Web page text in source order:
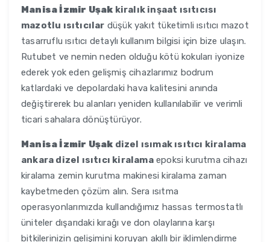
Manisa İzmir Uşak kiralık inşaat ısıtıcısı
mazotlu ısıtıcılar düşük yakıt tüketimli ısıtıcı mazot
tasarruflu ısıtıcı detaylı kullanım bilgisi için bize ulaşın.
Rutubet ve nemin neden olduğu kötü kokuları iyonize
ederek yok eden gelişmiş cihazlarımız bodrum
katlardaki ve depolardaki hava kalitesini anında
değiştirerek bu alanları yeniden kullanılabilir ve verimli
ticari sahalara dönüştürüyor.
Manisa İzmir Uşak dizel ısımak ısıtıcı kiralama
ankara dizel ısıtıcı kiralamaepoksi kurutma cihazı
kiralama zemin kurutma makinesi kiralama zaman
kaybetmeden çözüm alın. Sera ısıtma
operasyonlarımızda kullandığımız hassas termostatlı
üniteler dışarıdaki kırağı ve don olaylarına karşı
bitkilerinizin gelişimini koruyan akıllı bir iklimlendirme